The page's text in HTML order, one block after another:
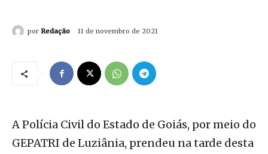
por Redação 11 de novembro de 2021
A Polícia Civil do Estado de Goiás, por meio do
GEPATRI de Luziânia, prendeu na tarde desta